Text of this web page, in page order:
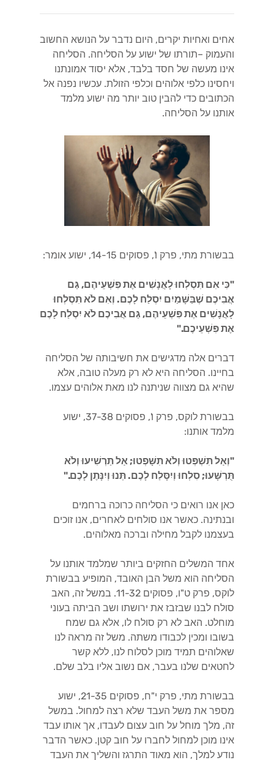
אחים ואחיות יקרים, היום נדבר על הנושא החשוב
והעמוק –תורתו של ישוע על הסליחה. הסליחה
אינו מעשה של חסד בלבד, אלא יסוד אמונתנו
ויחסינו כלפי אלוהים וכלפי הזולת. עכשיו נפנה אל
הכתובים כדי להבין טוב יותר מה ישוע מלמד
אותנו על הסליחה.
בבשורת מתי, פרק ו', פסוקים 14-15, ישוע אומר:
"כִּי אִם תִּסְלְחוּ לָאֲנָשִׁים אֶת פִּשְׁעֵיהֶם, גַּם
אֲבִיכֶם שֶׁבַּשָּׁמַיִם יִסְלַח לָכֶם. וְאִם לֹא תִּסְלְחוּ
לָאֲנָשִׁים אֶת פִּשְׁעֵיהֶם, גַּם אֲבִיכֶם לֹא יִסְלַח לָכֶם
אֶת פִּשְׁעֵיכֶם."
דברים אלה מדגישים את חשיבותה של הסליחה
בחיינו. הסליחה היא לא רק מעלה טובה, אלא
שהיא גם מצווה שניתנה לנו מאת אלוהים עצמו.
בבשורת לוקס, פרק ו', פסוקים 37-38, ישוע
מלמד אותנו:
"וְאַל תִּשְׁפְּטוּ וְלֹא תִּשָּׁפְטוּ; אַל תַּרְשִׁיעוּ וְלֹא
תֻּרְשָּׁעוּ; סִלְחוּ וְיִסָּלַח לָכֶם. תְּנוּ וְיִנָּתֶן לָכֶם."
כאן אנו רואים כי הסליחה כרוכה ברחמים
ובנתינה. כאשר אנו סולחים לאחרים, אנו זוכים
בעצמנו לקבל מחילה וברכה מאלוהים.
אחד המשלים החזקים ביותר שמלמד אותנו על
הסליחה הוא משל הבן האובד, המופיע בבשורת
לוקס, פרק ט"ו, פסוקים 11-32. במשל זה, האב
סולח לבנו שבזבז את ירושתו ושב הביתה בעוני
מוחלט. האב לא רק סולח לו, אלא גם שמח
בשובו ומכין לכבודו משתה. משל זה מראה לנו
שאלוהים תמיד מוכן לסלוח לנו, ללא קשר
לחטאים שלנו בעבר, אם נשוב אליו בלב שלם.
בבשורת מתי, פרק י"ח, פסוקים 21-35, ישוע
מספר את משל העבד שלא רצה למחול. במשל
זה, מלך מוחל על חוב עצום לעבדו, אך אותו עבד
אינו מוכן למחול לחברו על חוב קטן. כאשר הדבר
נודע למלך, הוא מאוד התרגז והשליך את העבד